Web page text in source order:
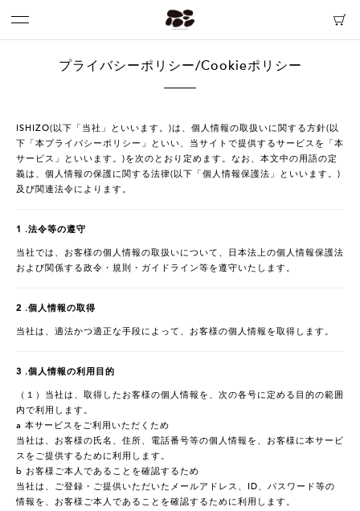
プライバシーポリシー/Cookieポリシー
ISHIZO(以下「当社」といいます。)は、個人情報の取扱いに関する方針(以
下「本プライバシーポリシー」といい、当サイトで提供するサービスを「本
サービス」といいます。)を次のとおり定めます。なお、本文中の用語の定
義は、個人情報の保護に関する法律(以下「個人情報保護法」といいます。)
及び関連法令によります。
1 .法令等の遵守
当社では、お客様の個人情報の取扱いについて、日本法上の個人情報保護法
および関係する政令・規則・ガイドライン等を遵守いたします。
2 .個人情報の取得
当社は、適法かつ適正な手段によって、お客様の個人情報を取得します。
3 .個人情報の利用目的
（１）当社は、取得したお客様の個人情報を、次の各号に定める目的の範囲
内で利用します。
a 本サービスをご利用いただくため
当社は、お客様の氏名、住所、電話番号等の個人情報を、お客様に本サービ
スをご提供するために利用します。
b お客様ご本人であることを確認するため
当社は、ご登録・ご提供いただいたメールアドレス、ID、パスワード等の
情報を、お客様ご本人であることを確認するために利用します。